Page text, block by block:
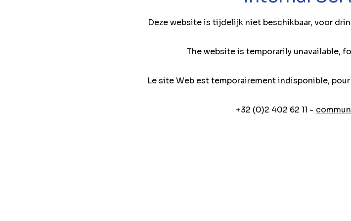
Deze website is tijdelijk niet beschikbaar, voor
The website is temporarily unavailable,
Le site Web est temporairement indisponible,
+32 (0)2 402 62 11 -